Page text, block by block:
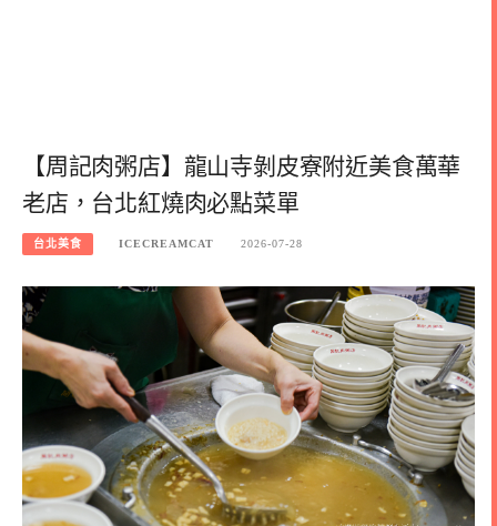
【周記肉粥店】龍山寺剝皮寮附近美食萬華
老店，台北紅燒肉必點菜單
台北美食 ICECREAMCAT 2026-07-28